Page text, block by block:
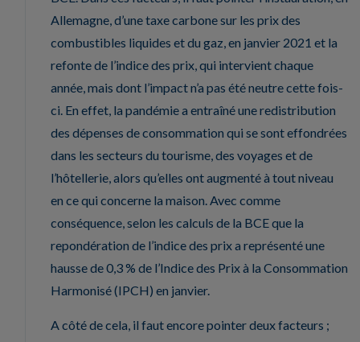
Allemagne, d’une taxe carbone sur les prix des
combustibles liquides et du gaz, en janvier 2021 et la
refonte de l’indice des prix, qui intervient chaque
année, mais dont l’impact n’a pas été neutre cette fois-
ci. En effet, la pandémie a entraîné une redistribution
des dépenses de consommation qui se sont effondrées
dans les secteurs du tourisme, des voyages et de
l’hôtellerie, alors qu’elles ont augmenté à tout niveau
en ce qui concerne la maison. Avec comme
conséquence, selon les calculs de la BCE que la
repondération de l’indice des prix a représenté une
hausse de 0,3 % de l’Indice des Prix à la Consommation
Harmonisé (IPCH) en janvier.
A côté de cela, il faut encore pointer deux facteurs ;